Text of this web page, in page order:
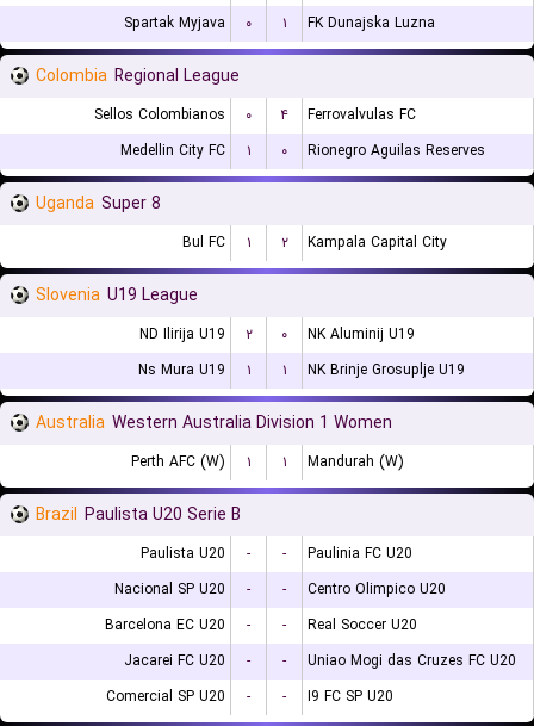
Spartak Myjava
۰ ۱ FK Dunajska Luzna
Colombia Regional League
Sellos Colombianos ۰ ۴
Ferrovalvulas FC
Medellin City FC
۱ ۰ Rionegro Aguilas Reserves
Uganda Super 8
Bul FC ۱ ۲ Kampala Capital City
Slovenia U19 League
ND Ilirija U19 ۲ ۰
NK Aluminij U19
Ns Mura U19
۱ ۱ NK Brinje Grosuplje U19
Australia Western Australia Division 1 Women
Perth AFC (W) ۱ ۱ Mandurah (W)
Brazil Paulista U20 Serie B
Paulista U20 - -
Paulinia FC U20
Nacional SP U20
- -
Centro Olimpico U20
Barcelona EC U20
- -
Real Soccer U20
Jacarei FC U20
- -
Uniao Mogi das Cruzes FC U20
Comercial SP U20
- - I9 FC SP U20